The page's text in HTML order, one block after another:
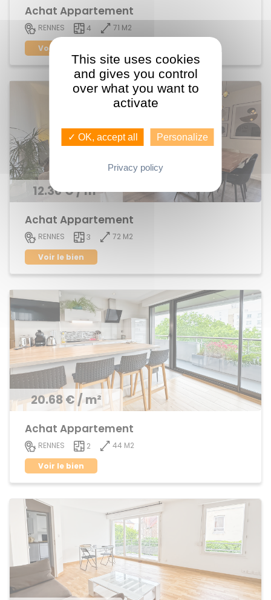
Achat Appartement
RENNES 4
71 M2
Voir le bien
12.36 € / m²
Achat Appartement
RENNES 3
72 M2
Voir le bien
20.68 € / m²
Achat Appartement
RENNES 2
44 M2
Voir le bien
This site uses cookies
and gives you control
over what you want to
activate
✓ OK, accept all Personalize
Privacy policy